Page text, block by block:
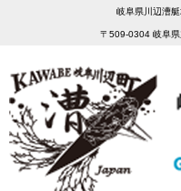
岐阜県川辺漕
〒509-0304 岐阜